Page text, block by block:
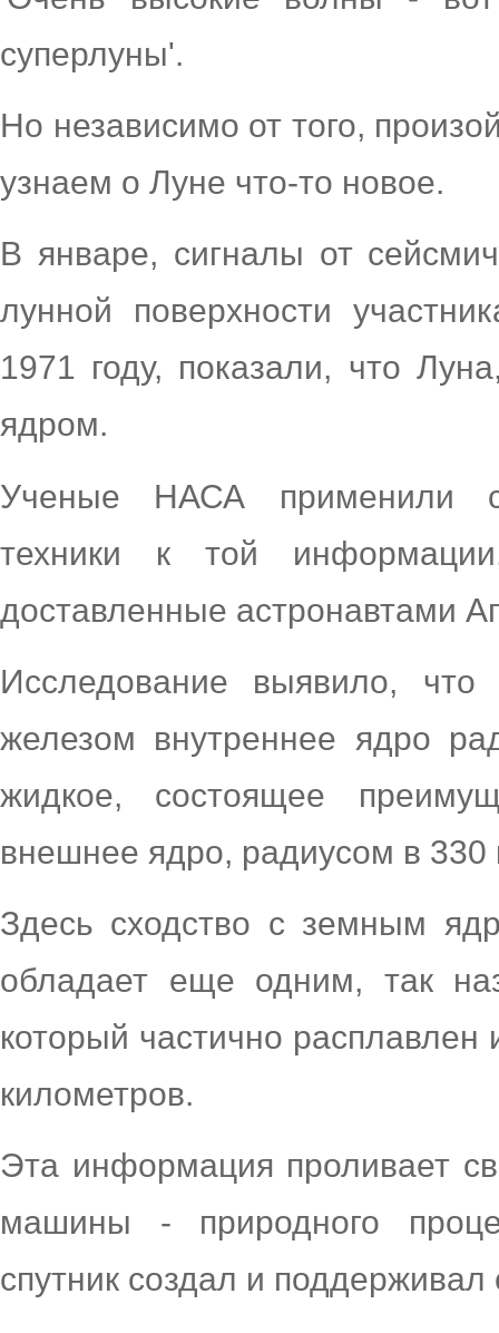
суперлуны'.
Но независимо от того,
узнаем о Луне что-то новое.
В январе, сигналы от
лунной поверхности
1971 году, показали, что
ядром.
Ученые НАСА применили
техники к той
доставленные астронавтами
Исследование выявило,
железом внутреннее ядро
жидкое, состоящее
внешнее ядро, радиусом в 330
Здесь сходство с земным
обладает еще одним, так
который частично расплавлен
километров.
Эта информация проливает
машины - природного
спутник создал и